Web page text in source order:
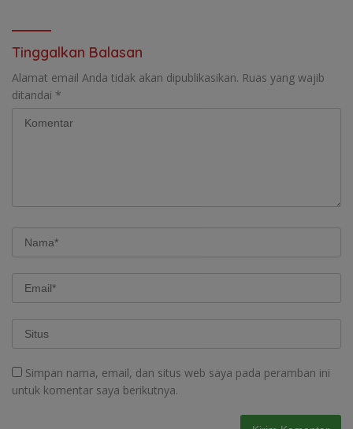
Tinggalkan Balasan
Alamat email Anda tidak akan dipublikasikan. Ruas yang wajib
ditandai *
Simpan nama, email, dan situs web saya pada peramban ini
untuk komentar saya berikutnya.